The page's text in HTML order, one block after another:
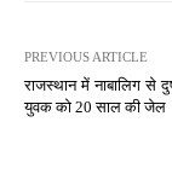
PREVIOUS ARTICLE
राजस्थान में नाबालिग से
युवक को 20 साल की जेल